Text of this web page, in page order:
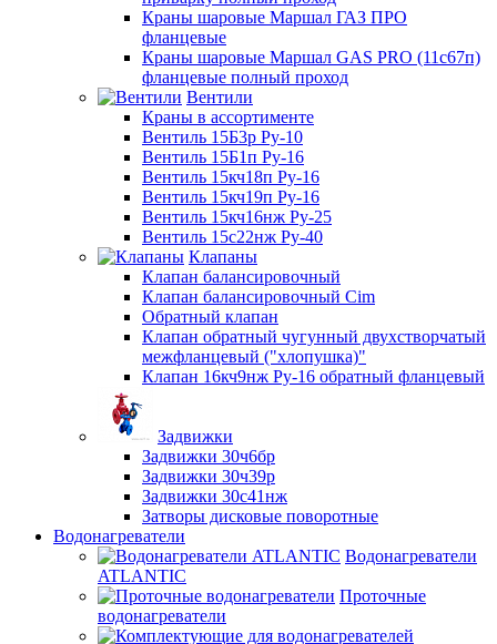
Краны шаровые Маршал ГАЗ ПРО
фланцевые
Краны шаровые Маршал GAS PRO (11с67п)
фланцевые полный проход
Вентили
Краны в ассортименте
Вентиль 15Б3р Ру-10
Вентиль 15Б1п Ру-16
Вентиль 15кч18п Ру-16
Вентиль 15кч19п Ру-16
Вентиль 15кч16нж Ру-25
Вентиль 15с22нж Ру-40
Клапаны
Клапан балансировочный
Клапан балансировочный Cim
Обратный клапан
Клапан обратный чугунный двухстворчатый
межфланцевый ("хлопушка)"
Клапан 16кч9нж Ру-16 обратный фланцевый
Задвижки
Задвижки 30ч6бр
Задвижки 30ч39р
Задвижки 30с41нж
Затворы дисковые поворотные
Водонагреватели
Водонагреватели
ATLANTIC
Проточные
водонагреватели